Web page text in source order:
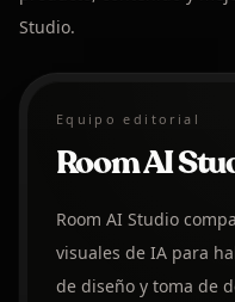
Studio.
Equipo editorial
Room AI
Room AI Studio
visuales de IA para
de diseño y toma de